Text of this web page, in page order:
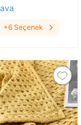
+6 Seçenek